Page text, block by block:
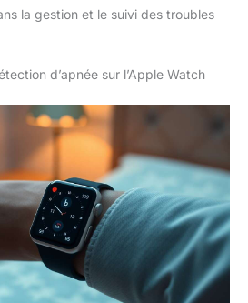
la gestion et le suivi des troubles
d’apnée sur l’Apple Watch